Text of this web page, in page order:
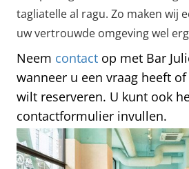
tagliatelle al ragu. Zo maken wij
uw vertrouwde omgeving wel
Neem contact op met Bar
wanneer u een vraag heeft
wilt reserveren. U kunt ook
contactformulier invullen.